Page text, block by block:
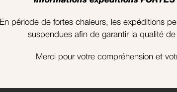
Service client
Contactez-nous pour toute question
concernant votre commande.
Réglez vos
En période de fortes chaleurs, les expéditions
suspendues afin de garantir la qualité
Merci pour votre compréhension et